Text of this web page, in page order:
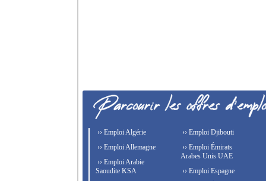
›› Emploi Algérie
›› Emploi Allemagne
›› Emploi Arabie
Saoudite KSA
›› Emploi Djibouti
›› Emploi Émirats
Arabes Unis UAE
›› Emploi Espagne